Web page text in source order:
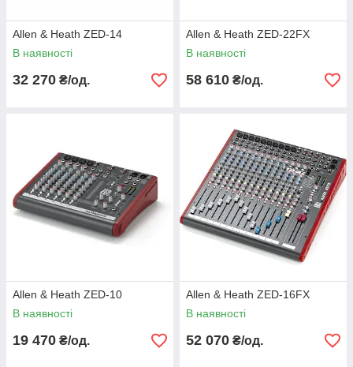
Allen & Heath ZED-14
В наявності
32 270 ₴/од.
Allen & Heath ZED-22FX
В наявності
58 610 ₴/од.
Allen & Heath ZED-10
В наявності
19 470 ₴/од.
Allen & Heath ZED-16FX
В наявності
52 070 ₴/од.